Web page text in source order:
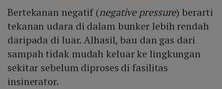
Bertekanan negatif (negative pressure) berarti
tekanan udara di dalam bunker lebih rendah
daripada di luar. Alhasil, bau dan gas dari
sampah tidak mudah keluar ke lingkungan
sekitar sebelum diproses di fasilitas
insinerator.